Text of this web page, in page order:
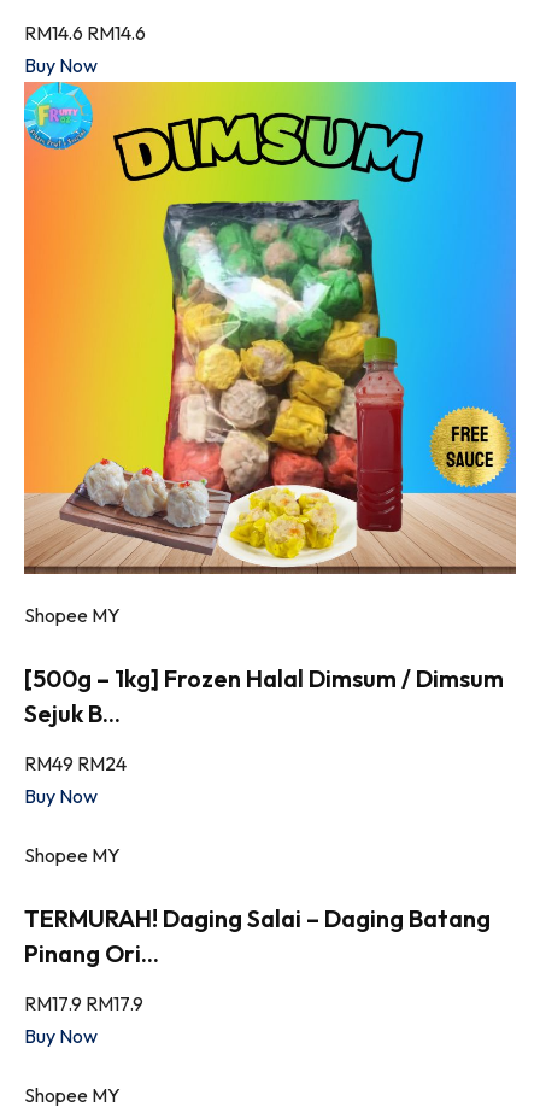
RM14.6 RM14.6
Buy Now
Shopee MY
[500g – 1kg] Frozen Halal Dimsum / Dimsum
Sejuk B...
RM49 RM24
Buy Now
Shopee MY
TERMURAH! Daging Salai – Daging Batang
Pinang Ori...
RM17.9 RM17.9
Buy Now
Shopee MY